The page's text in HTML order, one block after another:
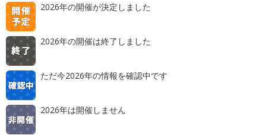
2026年の開催が決定しました
2026年の開催は終了しました
ただ今2026年の情報を確認中です
2026年は開催しません